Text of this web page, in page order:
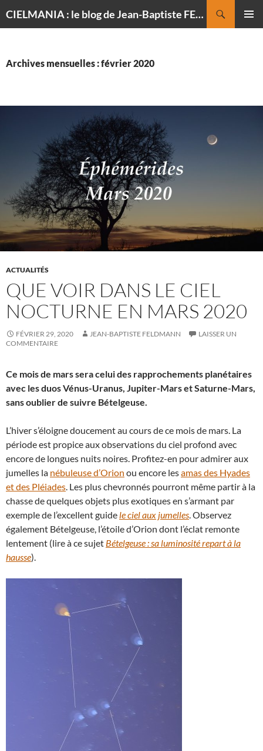
CIELMANIA : le blog de Jean-Baptiste FELDMANN, photographe du ciel
Archives mensuelles : février 2020
ACTUALITÉS
QUE VOIR DANS LE CIEL
NOCTURNE EN MARS 2020
FÉVRIER 29, 2020 JEAN-BAPTISTE FELDMANN
LAISSER UN
COMMENTAIRE
Ce mois de mars sera celui des rapprochements planétaires
avec les duos Vénus-Uranus, Jupiter-Mars et Saturne-Mars,
sans oublier de suivre Bételgeuse.
L’hiver s’éloigne doucement au cours de ce mois de mars. La
période est propice aux observations du ciel profond avec
encore de longues nuits noires. Profitez-en pour admirer aux
jumelles la nébuleuse d’Orion ou encore lesamas des Hyades
et des Pléiades. Les plus chevronnés pourront même partir à la
chasse de quelques objets plus exotiques en s’armant par
exemple de l’excellent guidele ciel aux jumelles. Observez
également Bételgeuse, l’étoile d’Orion dont l’éclat remonte
lentement (lire à ce sujet Bételgeuse : sa luminosité repart à la
hausse).